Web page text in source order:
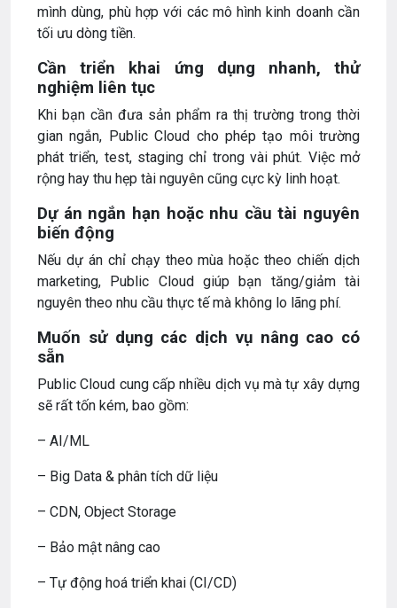
mình dùng, phù hợp với các mô hình kinh doanh cần
tối ưu dòng tiền.
Cần triển khai ứng dụng nhanh, thử
nghiệm liên tục
Khi bạn cần đưa sản phẩm ra thị trường trong thời
gian ngắn, Public Cloud cho phép tạo môi trường
phát triển, test, staging chỉ trong vài phút. Việc mở
rộng hay thu hẹp tài nguyên cũng cực kỳ linh hoạt.
Dự án ngắn hạn hoặc nhu cầu tài nguyên
biến động
Nếu dự án chỉ chạy theo mùa hoặc theo chiến dịch
marketing, Public Cloud giúp bạn tăng/giảm tài
nguyên theo nhu cầu thực tế mà không lo lãng phí.
Muốn sử dụng các dịch vụ nâng cao có
sẵn
Public Cloud cung cấp nhiều dịch vụ mà tự xây dựng
sẽ rất tốn kém, bao gồm:
– AI/ML
– Big Data & phân tích dữ liệu
– CDN, Object Storage
– Bảo mật nâng cao
– Tự động hoá triển khai (CI/CD)